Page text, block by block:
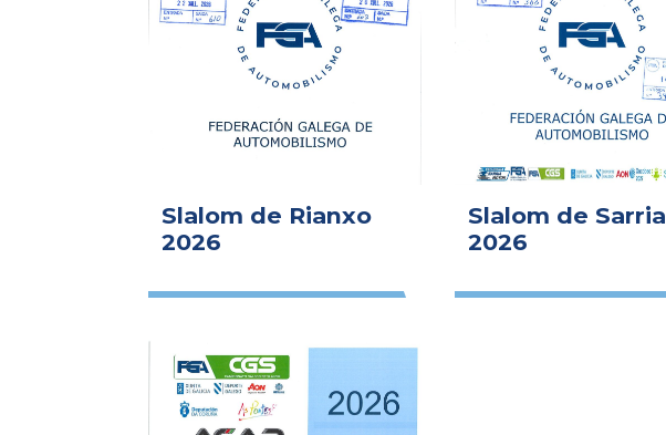
Slalom de Rianxo
2026
Slalom de Sarria
2026